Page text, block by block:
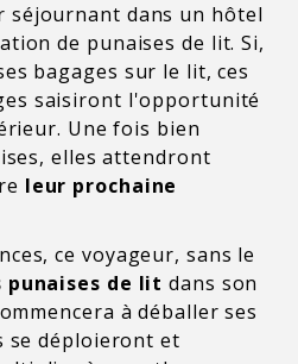
séjournant dans un hôtel
de punaises de lit. Si,
bagages sur le lit, ces
saisiront l'opportunité
Une fois bien
elles attendront
leur prochaine
ce voyageur, sans le
punaises de litdans son
à déballer ses
se déploieront et